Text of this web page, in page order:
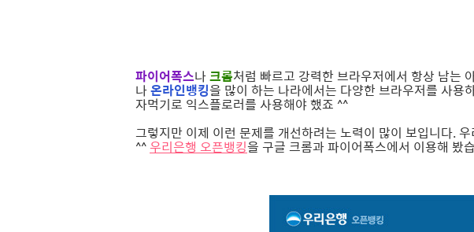
파이어폭스나크롬처럼 빠르고 강력한 브라우저에서 항상 남는
나온라인뱅킹을 많이 하는 나라에서는 다양한 브라우저를 사용
자먹기로 익스플로러를 사용해야 했죠 ^^
그렇지만 이제 이런 문제를 개선하려는 노력이 많이 보입니다. 우
^^우리은행 오픈뱅킹을 구글 크롬과 파이어폭스에서 이용해 봤